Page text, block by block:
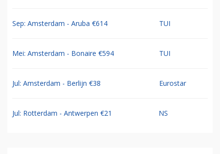
Sep: Amsterdam - Aruba €614 TUI
Mei: Amsterdam - Bonaire €594 TUI
Jul: Amsterdam - Berlijn €38 Eurostar
Jul: Rotterdam - Antwerpen €21 NS